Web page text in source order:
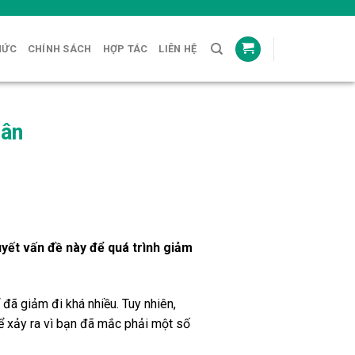
CHÍNH SÁCH HỢP TÁC LIÊN HỆ
vấn đề này để quá trình giảm
giảm đi khá nhiều. Tuy nhiên,
xảy ra vì bạn đã mắc phải một số